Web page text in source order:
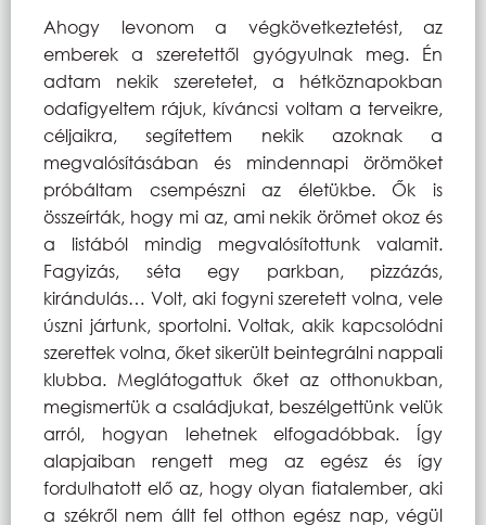
Ahogy levonom a végkövetkeztetést, az
emberek a szeretettől gyógyulnak meg. Én
adtam nekik szeretetet, a hétköznapokban
odafigyeltem rájuk, kíváncsi voltam a terveikre,
céljaikra, segítettem nekik azoknak a
megvalósításában és mindennapi örömöket
próbáltam csempészni az életükbe. Ők is
összeírták, hogy mi az, ami nekik örömet okoz és
a listából mindig megvalósítottunk valamit.
Fagyizás, séta egy parkban, pizzázás,
kirándulás… Volt, aki fogyni szeretett volna, vele
úszni jártunk, sportolni. Voltak, akik kapcsolódni
szerettek volna, őket sikerült beintegrálni nappali
klubba. Meglátogattuk őket az otthonukban,
megismertük a családjukat, beszélgettünk velük
arról, hogyan lehetnek elfogadóbbak. Így
alapjaiban rengett meg az egész és így
fordulhatott elő az, hogy olyan fiatalember, aki
a székről nem állt fel otthon egész nap, végül